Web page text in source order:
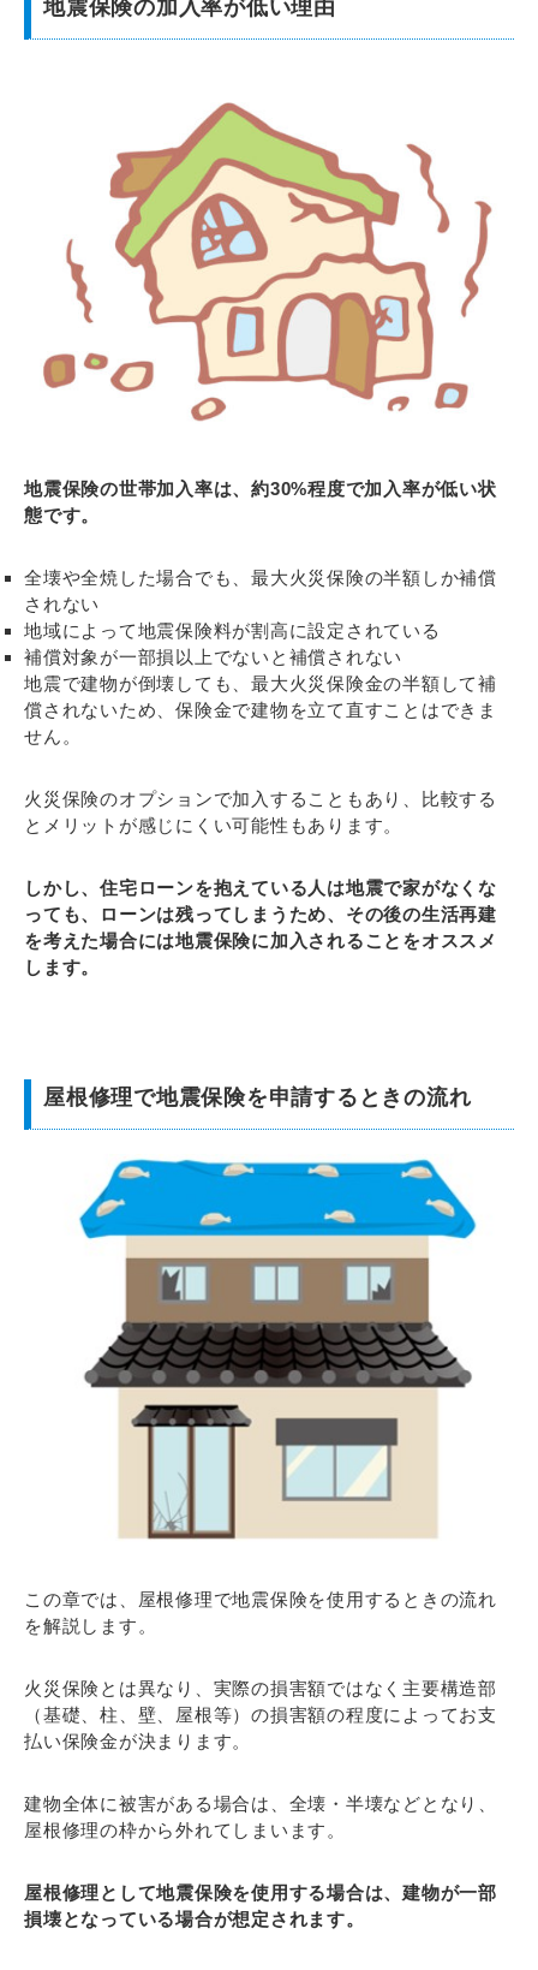
地震保険の加入率が低い理由
地震保険の世帯加入率は、約30%程度で加入率が低い状
態です。
全壊や全焼した場合でも、最大火災保険の半額しか補償
されない
地域によって地震保険料が割高に設定されている
補償対象が一部損以上でないと補償されない
地震で建物が倒壊しても、最大火災保険金の半額して補
償されないため、保険金で建物を立て直すことはできま
せん。
火災保険のオプションで加入することもあり、比較する
とメリットが感じにくい可能性もあります。
しかし、住宅ローンを抱えている人は地震で家がなくな
っても、ローンは残ってしまうため、その後の生活再建
を考えた場合には地震保険に加入されることをオススメ
します。
屋根修理で地震保険を申請するときの流れ
この章では、屋根修理で地震保険を使用するときの流れ
を解説します。
火災保険とは異なり、実際の損害額ではなく主要構造部
（基礎、柱、壁、屋根等）の損害額の程度によってお支
払い保険金が決まります。
建物全体に被害がある場合は、全壊・半壊などとなり、
屋根修理の枠から外れてしまいます。
屋根修理として地震保険を使用する場合は、建物が一部
損壊となっている場合が想定されます。